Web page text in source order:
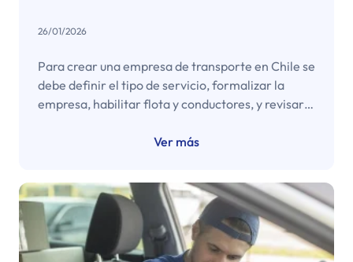
26/01/2026
Para crear una empresa de transporte en Chile se
debe definir el tipo de servicio, formalizar la
empresa, habilitar flota y conductores, y revisar
a paso resume lo mínimo para operar con control
Ver más